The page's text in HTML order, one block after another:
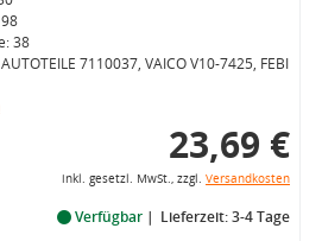
38
7110037, VAICO V10-7425, FEBI
23,69 €
inkl. gesetzl. MwSt., zzgl. Versandkosten
Verfügbar Lieferzeit: 3-4 Tage